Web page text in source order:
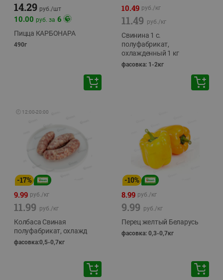
14.29 руб./шт
10.00 руб. за 6
Пицца КАРБОНАРА
490г
10.49 руб./кг
11.49 руб./кг
Свинина 1 с.
полуфабрикат,
охлажденный 1 кг
фасовка: 1-2кг
🕘 12:00-20:00
-17%
9.99 руб./кг
11.99 руб./кг
Колбаса Свиная
полуфабрикат, охлажд
фасовка:0,5-0,7кг
-10%
8.99 руб./кг
9.99 руб./кг
Перец желтый Беларусь
фасовка: 0,3-0,7кг